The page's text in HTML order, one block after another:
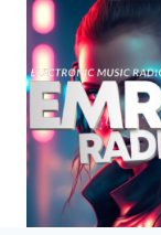
Saltar
contenido